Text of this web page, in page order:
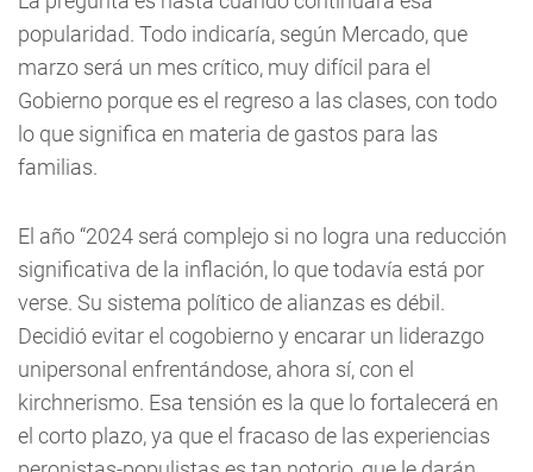
popularidad. Todo indicaría, según Mercado, que
marzo será un mes crítico, muy difícil para el
Gobierno porque es el regreso a las clases, con todo
lo que significa en materia de gastos para las
familias.
El año “2024 será complejo si no logra una reducción
significativa de la inflación, lo que todavía está por
verse. Su sistema político de alianzas es débil.
Decidió evitar el cogobierno y encarar un liderazgo
unipersonal enfrentándose, ahora sí, con el
kirchnerismo. Esa tensión es la que lo fortalecerá en
el corto plazo, ya que el fracaso de las experiencias